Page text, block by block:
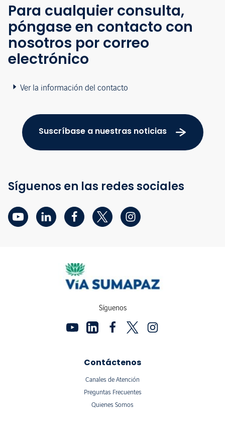
Para cualquier consulta,
póngase en contacto con
nosotros por correo
electrónico
Ver la información del contacto
Suscríbase a nuestras noticias
Síguenos en las redes sociales
Síguenos
Contáctenos
Canales de Atención
Preguntas Frecuentes
Quienes Somos